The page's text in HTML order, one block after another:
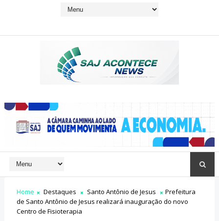
Home Destaques Santo Antônio de Jesus
Prefeitura
de Santo Antônio de Jesus realizará inauguração do novo
Centro de Fisioterapia